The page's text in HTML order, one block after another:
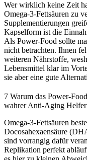
Wer wirklich keine Zeit
Omega-3-Fettsäuren zu
Supplementierungen
Kapselform ist die
Als Power-Food sollte
nicht betrachten. Ihnen
weiteren Nährstoffe,
Lebensmittel klar im
sie aber eine gute
7 Warum das Power-
wahrer Anti-Aging
Omega-3-Fettsäuren
Docosahexaensäure
sind vorrangig dafür
Replikation perfekt